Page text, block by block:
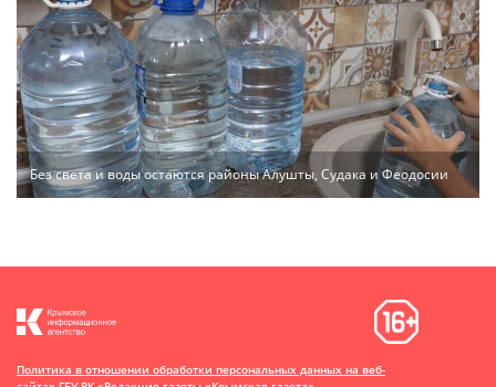
Без света и воды остаются районы Алушты, Судака и Феодосии
Политика в отношении обработки персональных данных на веб-